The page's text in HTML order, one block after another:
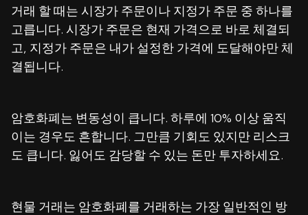
거래 할 때는 시장가 주문이나 지정가 주문 중 하나를
고릅니다. 시장가 주문은 현재 가격으로 바로 체결되
고, 지정가 주문은 내가 설정한 가격에 도달해야만 체
결됩니다.
암호화폐는 변동성이 큽니다. 하루에 10% 이상 움직
이는 경우도 흔합니다. 그만큼 기회도 있지만 리스크
도 큽니다. 잃어도 감당할 수 있는 돈만 투자하세요.
현물 거래는 암호화폐를 거래하는 가장 일반적인 방